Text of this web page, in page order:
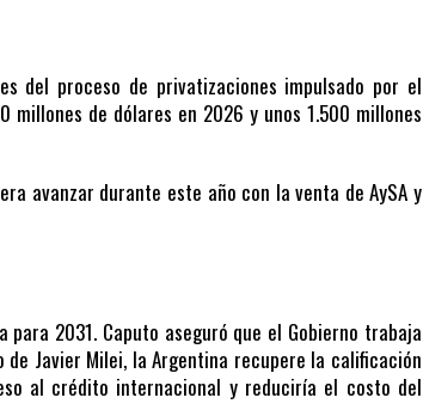
del proceso de privatizaciones impulsado por el
millones de dólares en 2026 y unos 1.500 millones
avanzar durante este año con la venta de AySA y
2031. Caputo aseguró que el Gobierno trabaja
Javier Milei, la Argentina recupere la calificación
al crédito internacional y reduciría el costo del